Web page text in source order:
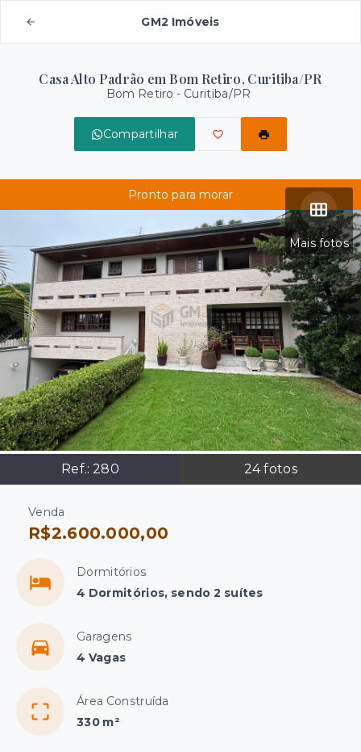
GM2 Imóveis
Casa Alto Padrão em Bom Retiro, Curitiba/PR
Bom Retiro - Curitiba/PR
Compartilhar
Mais fotos
Ref.: 280 24fotos
Pronto para morar
Venda
R$2.600.000,00
Dormitórios
4 Dormitórios, sendo 2 suítes
Garagens
4 Vagas
Área Construída
330 m²